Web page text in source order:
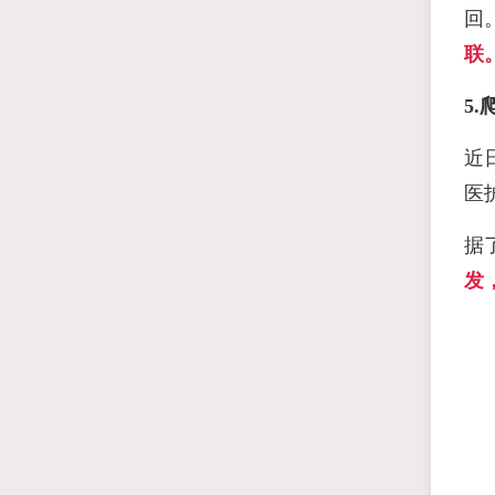
回
联
5.
近
医
据
发